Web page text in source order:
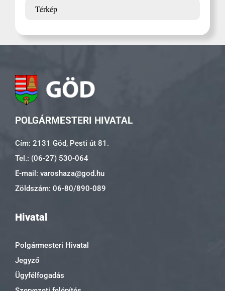
Térkép
POLGÁRMESTERI HIVATAL
Cím: 2131 Göd, Pesti út 81.
Tel.: (06-27) 530-064
E-mail: varoshaza@god.hu
Zöldszám: 06-80/890-089
Hivatal
Polgármesteri Hivatal
Jegyző
Ügyfélfogadás